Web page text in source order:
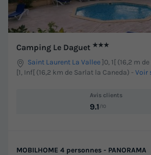
Camping Le Daguet ★★★
Saint Laurent La Vallee]0, 1[ (16,2 m
[1, Inf[ (16,2 km de Sarlat la Caneda) - Voir
Avis clients
9.1 /10
MOBILHOME 4 personnes - PANORAMA